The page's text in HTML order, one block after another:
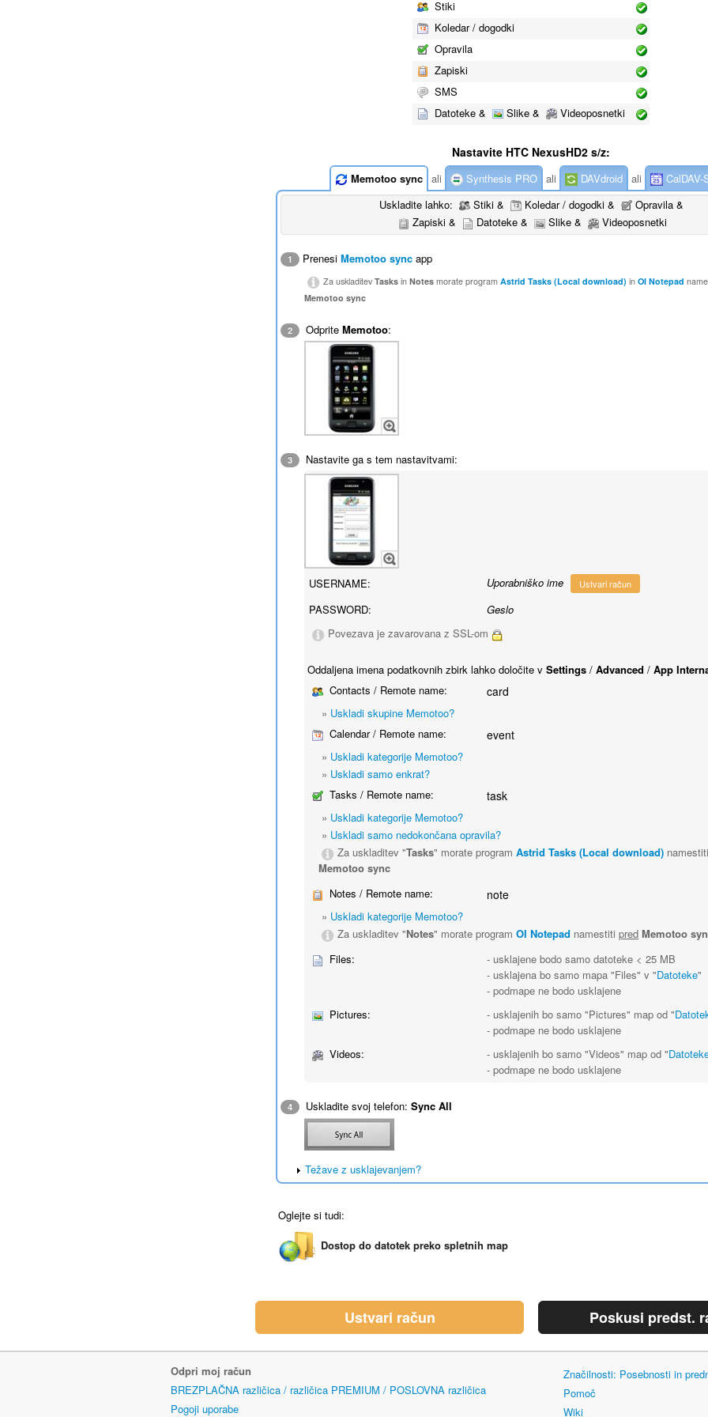
Stiki
Koledar / dogodki
Opravila
Zapiski
SMS
Datoteke &
Slike & Videoposnetki
Nastavite HTC NexusHD2 s/z:
Memotoo sync ali Synthesis PRO ali DAVdroid ali
CalDAV-
Uskladite lahko:
Stiki & Koledar / dogodki &
Opravila &
Zapiski &
Datoteke & Slike & Videoposnetki
1 PrenesiMemotoo sync app
Za uskladitevTasks inNotes morate programAstrid Tasks (Local download) inOI Notepad
Memotoo sync
2 OdpriteMemotoo:
3 Nastavite ga s tem nastavitvami:
USERNAME: Uporabniško ime Ustvari račun
PASSWORD:
Geslo
Povezava je zavarovana z SSL-om
Oddaljena imena podatkovnih zbirk lahko določite vSettings /Advanced /App
Contacts / Remote name:
card
» Uskladi skupine Memotoo?
Calendar / Remote name:
event
» Uskladi kategorije Memotoo?
» Uskladi samo enkrat?
Tasks / Remote name:
task
» Uskladi kategorije Memotoo?
» Uskladi samo nedokončana opravila?
Za uskladitev "Tasks" morate programAstrid Tasks (Local download)
Memotoo sync
Notes / Remote name:
note
» Uskladi kategorije Memotoo?
Za uskladitev "Notes" morate programOI Notepad namestitipred Memotoo
Files:
- usklajene bodo samo datoteke < 25 MB
- usklajena bo samo mapa "Files" v "Datoteke"
- podmape ne bodo usklajene
Pictures:
- usklajenih bo samo "Pictures" map od "
- podmape ne bodo usklajene
Videos:
- usklajenih bo samo "Videos" map od "
- podmape ne bodo usklajene
4 Uskladite svoj telefon:Sync All
Težave z usklajevanjem?
Oglejte si tudi:
Dostop do datotek preko spletnih map
Ustvari račun Poskusi predst.
Odpri moj račun
BREZPLAČNA različica / različica PREMIUM / POSLOVNA različica
Pogoji uporabe
Značilnosti: Posebnosti in
Pomoč
Wiki